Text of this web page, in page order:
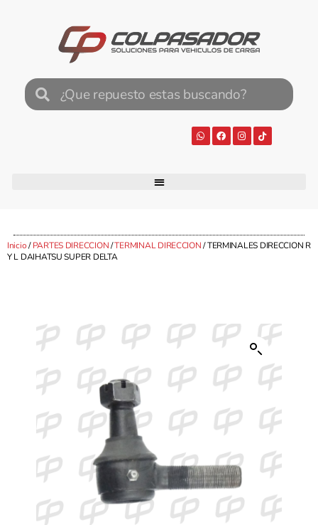
Inicio/PARTES DIRECCION/TERMINAL DIRECCION/ TERMINALES DIRECCION R
Y L DAIHATSU SUPER DELTA